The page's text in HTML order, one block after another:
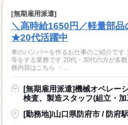
[無期雇用派遣]
＼高時給1650円／軽量部
★20代活躍中
車のバンパーを作るお仕事のご紹介です
等をする業務です 20代・30代の方が多
務内容はこちら ・...
[無期雇用派遣]機械オペレー
検査、製造スタッフ(組立・
[勤務地]/山口県防府市 / 防府